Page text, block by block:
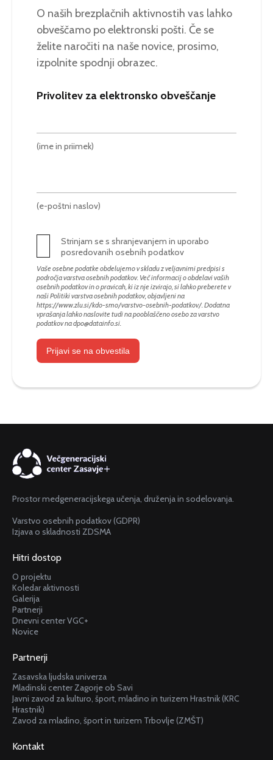
O naših brezplačnih aktivnostih vas lahko
obveščamo po elektronski pošti. Če se
želite naročiti na naše novice, prosimo,
izpolnite spodnji obrazec.
Privolitev za elektronsko obveščanje
(ime in priimek)
(e-poštni naslov)
Strinjam se s shranjevanjem in uporabo
posredovanih osebnih podatkov
Vaše osebne podatke obdelujemo v skladu z veljavnimi predpisi s
področja varstva osebnih podatkov. Več informacij o obdelavi vaših
osebnih podatkov in o pravicah, ki iz nje izvirajo, si lahko preberete v
naši Politiki varstva osebnih podatkov, objavljeni na
https://www.zlu.si/kdo-smo/varstvo-osebnih-podatkov/. Dodatna
vprašanja lahko naslovite tudi na pooblaščeno osebo za varstvo
podatkov nadpo@datainfo.si
Prijavi se na obvestila
Prostor medgeneracijskega učenja, druženja in sodelovanja.
Varstvo osebnih podatkov (GDPR)
Izjava o skladnosti ZDSMA
Hitri dostop
O projektu
Koledar aktivnosti
Galerija
Partnerji
Dnevni center VGC+
Novice
Partnerji
Zasavska ljudska univerza
Mladinski center Zagorje ob Savi
Javni zavod za kulturo, šport, mladino in turizem Hrastnik (KRC
Hrastnik)
Zavod za mladino, šport in turizem Trbovlje (ZMŠT)
Kontakt